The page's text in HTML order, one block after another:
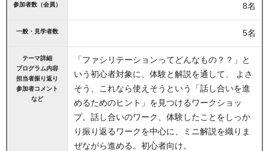
参加者数（会員） 8名
一般・見学者数 5名
テーマ詳細
プログラム内容
担当者振り返り
参加者コメント
など
「ファシリテーションってどんなもの？？」と
いう初心者対象に、体験と解説を通して、 よさ
そう、これなら使えそうという「話し合いを進
めるためのヒント」を見つけるワークショッ
プ。話し合いのワーク、体験したことをしっか
り振り返るワークを中心に、ミニ解説を織りま
ぜながら進める。初心者向け。